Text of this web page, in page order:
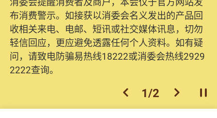
布消费警示。如接获以消委会名义发出的产品回
收相关来电、电邮、短讯或社交媒体讯息，切勿
轻信回应，更应避免透露任何个人资料。如有疑
问，请致电防骗易热线18222或消委会热线2929
2222查询。
上一个
1/2 下一个开